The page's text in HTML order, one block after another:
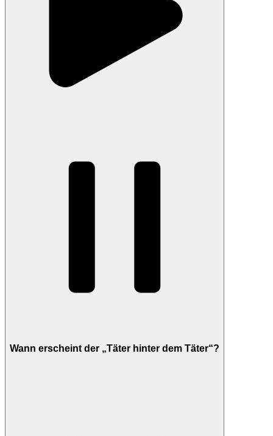
Wann erscheint der „Täter hinter dem Täter“?